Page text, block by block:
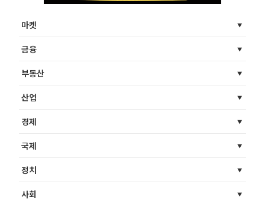
마켓
금융
부동산
산업
경제
국제
정치
사회